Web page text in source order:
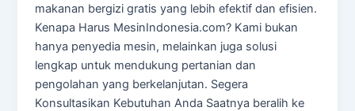
makanan bergizi gratis yang lebih efektif dan efisien.
Kenapa Harus MesinIndonesia.com? Kami bukan
hanya penyedia mesin, melainkan juga solusi
lengkap untuk mendukung pertanian dan
pengolahan yang berkelanjutan. Segera
Konsultasikan Kebutuhan Anda Saatnya beralih ke